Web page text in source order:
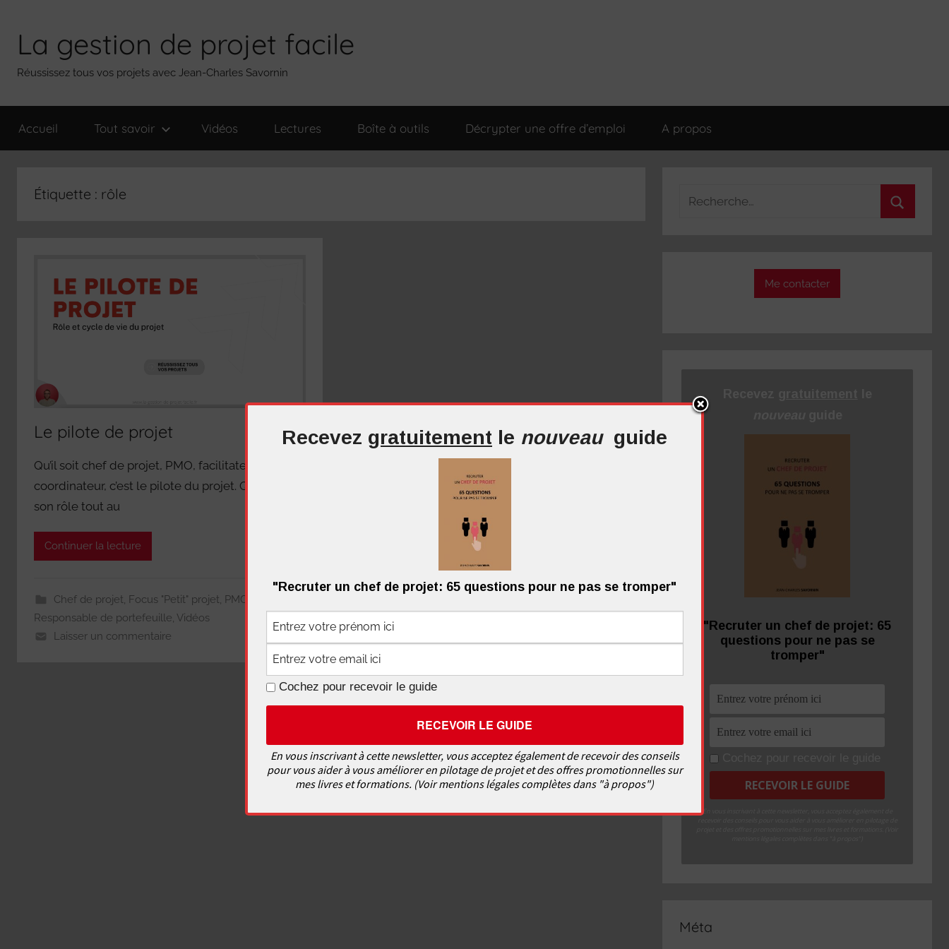
contenu
La gestion de projet facile
Réussissez tous vos projets avec Jean-Charles Savornin
Accueil Tout savoir Vidéos Lectures Boîte à outils Décrypter une offre d’emploi A propos
Étiquette : rôle
Le pilote de projet
Qu’il soit chef de projet, PMO, facilitateur ou
coordinateur, c’est le pilote du projet. Quel est
son rôle tout au
Continuer la lecture
Chef de projet, Focus "Petit" projet, PMO
Responsable de portefeuille, Vidéos
Laisser un commentaire
Recherche
Me contacter
"Recruter un chef de projet: 65
questions pour ne pas se
tromper"
En vous inscrivant à cette newsletter, vous acceptez également de
Méta
Recevez gratuitement le nouveau guide
"Recruter un chef de projet: 65 questions pour ne pas se tromper"
Cochez pour recevoir le guide
En vous inscrivant à cette newsletter, vous acceptez également de recevoir des conseils
pour vous aider à vous améliorer en pilotage de projet et des offres promotionnelles sur
mes livres et formations. (Voir mentions légales complètes dans "à propos")